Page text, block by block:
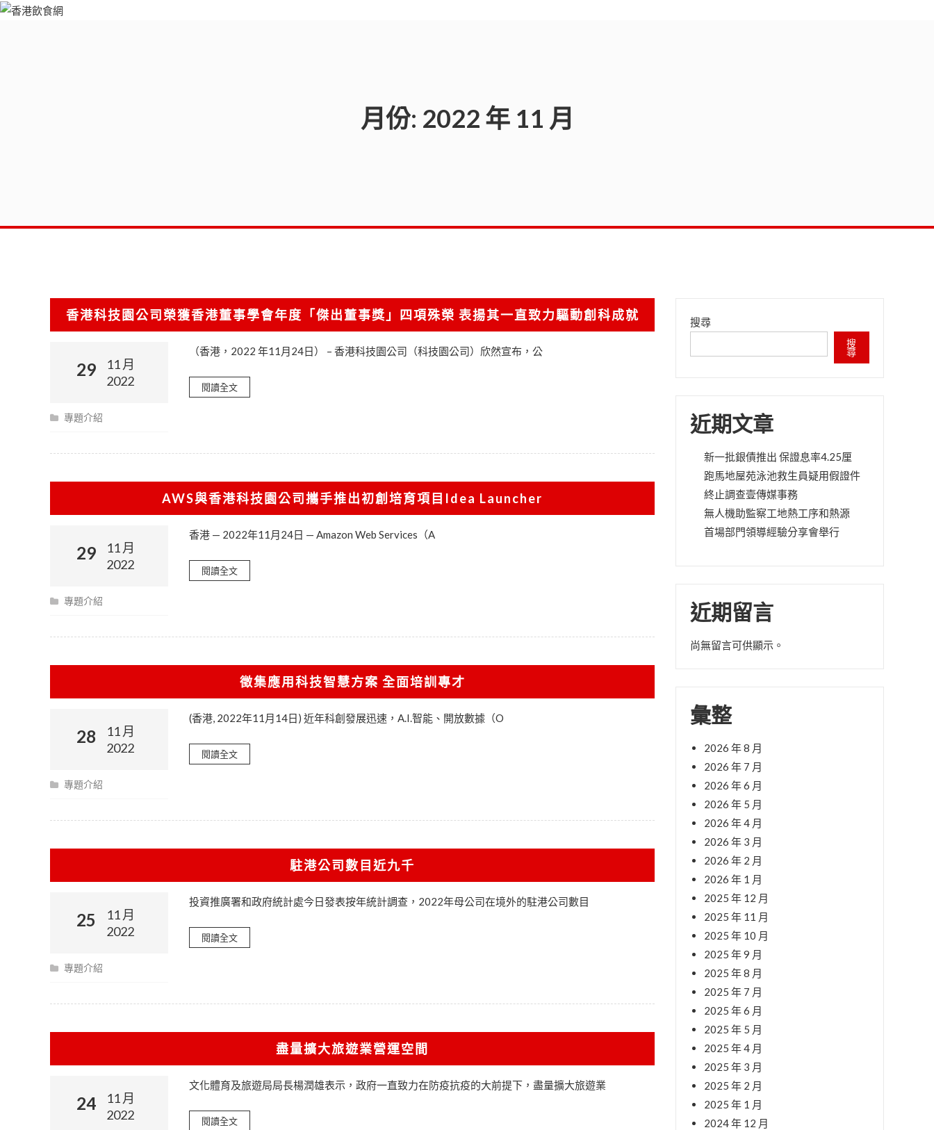
跳
月份: 2022 年 11 月
香港科技園公司榮獲香港董事學會年度「傑出董事獎」四項殊榮 表揚其一直致力驅動創科成就
29
11 月
2022
專題介紹
（香港，2022 年11月24日） – 香港科技園公司（科技園公司）欣然宣布，公
閱讀全文
AWS與香港科技園公司攜手推出初創培育項目Idea Launcher
29
11 月
2022
專題介紹
香港 — 2022年11月24日 — Amazon Web Services（A
閱讀全文
徵集應用科技智慧方案 全面培訓專才
28
11 月
2022
專題介紹
(香港, 2022年11月14日) 近年科創發展迅速，A.I.智能、開放數據（O
閱讀全文
駐港公司數目近九千
25
11 月
2022
專題介紹
投資推廣署和政府統計處今日發表按年統計調查，2022年母公司在境外的駐港公司數目
閱讀全文
盡量擴大旅遊業營運空間
24
11 月
2022
文化體育及旅遊局局長楊潤雄表示，政府一直致力在防疫抗疫的大前提下，盡量擴大旅遊業
閱讀全文
搜尋
搜
尋
近期文章
新一批銀債推出 保證息率4.25厘
跑馬地屋苑泳池救生員疑用假證件
終止調查壹傳媒事務
無人機助監察工地熱工序和熱源
首場部門領導經驗分享會舉行
近期留言
尚無留言可供顯示。
彙整
2026 年 8 月
2026 年 7 月
2026 年 6 月
2026 年 5 月
2026 年 4 月
2026 年 3 月
2026 年 2 月
2026 年 1 月
2025 年 12 月
2025 年 11 月
2025 年 10 月
2025 年 9 月
2025 年 8 月
2025 年 7 月
2025 年 6 月
2025 年 5 月
2025 年 4 月
2025 年 3 月
2025 年 2 月
2025 年 1 月
2024 年 12 月